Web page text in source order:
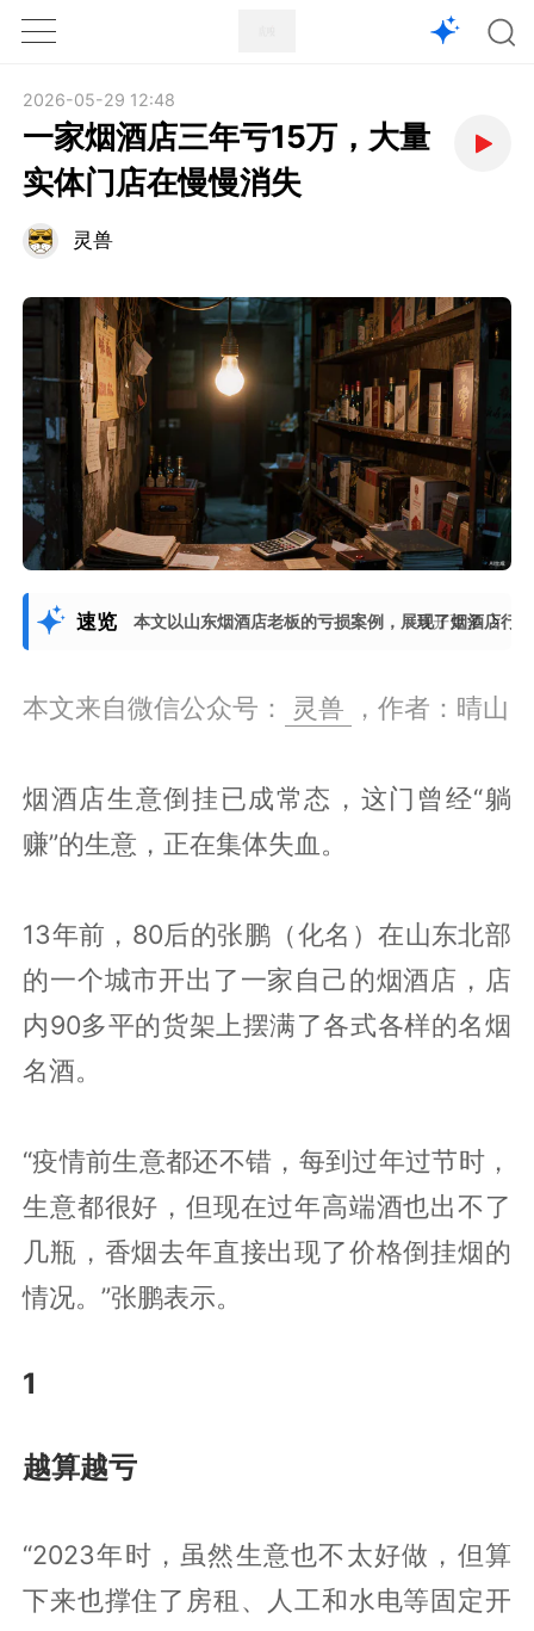
1X
2026-05-29 12:48
一家烟酒店三年亏15万，大量
实体门店在慢慢消失
灵兽
速览 本文以山东烟酒店老板的亏损案例，展现了烟酒店行
展开更多
本文来自微信公众号： 灵兽 ，作者：晴山
烟酒店生意倒挂已成常态，这门曾经“躺
赚”的生意，正在集体失血。
13年前，80后的张鹏（化名）在山东北部
的一个城市开出了一家自己的烟酒店，店
内90多平的货架上摆满了各式各样的名烟
名酒。
“疫情前生意都还不错，每到过年过节时，
生意都很好，但现在过年高端酒也出不了
几瓶，香烟去年直接出现了价格倒挂烟的
情况。”张鹏表示。
1
越算越亏
“2023年时，虽然生意也不太好做，但算
下来也撑住了房租、人工和水电等固定开